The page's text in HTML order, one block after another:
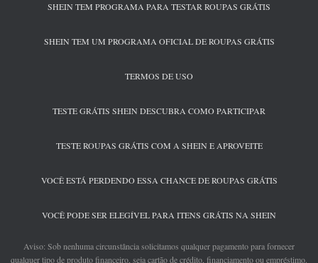
SHEIN TEM PROGRAMA PARA TESTAR ROUPAS GRÁTIS
SHEIN TEM UM PROGRAMA OFICIAL DE ROUPAS GRÁTIS
TERMOS DE USO
TESTE GRÁTIS SHEIN DESCUBRA COMO PARTICIPAR
TESTE ROUPAS GRÁTIS COM A SHEIN E APROVEITE
VOCÊ ESTÁ PERDENDO ESSA CHANCE DE ROUPAS GRÁTIS
VOCÊ PODE SER ELEGÍVEL PARA ITENS GRÁTIS NA SHEIN
Aviso: Sob nenhuma circunstância solicitamos qualquer pagamento para fornecer
qualquer tipo de produto financeiro, seja cartão de crédito, financiamento ou empréstimo.